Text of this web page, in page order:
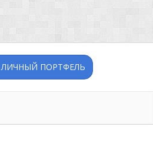
ЛИЧНЫЙ ПОРТФЕЛЬ